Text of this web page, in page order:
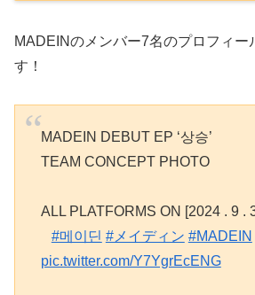
MADEINのメンバー7名のプロフィー
す！
MADEIN DEBUT EP ‘상승’
TEAM CONCEPT PHOTO
ALL PLATFORMS ON [2024 . 9 .
#메이딘 #メイディン #MADEIN
pic.twitter.com/Y7YgrEcENG